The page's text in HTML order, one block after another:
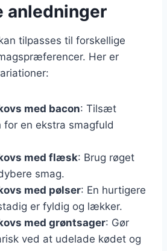
anledninger
tilpasses til forskellige
Her er
med bacon: Tilsæt
for en ekstra smagfuld
med flæsk: Brug røget
smag.
med pølser: En hurtigere
er fyldig og lækker.
med grøntsager: Gør
ved at udelade kødet og